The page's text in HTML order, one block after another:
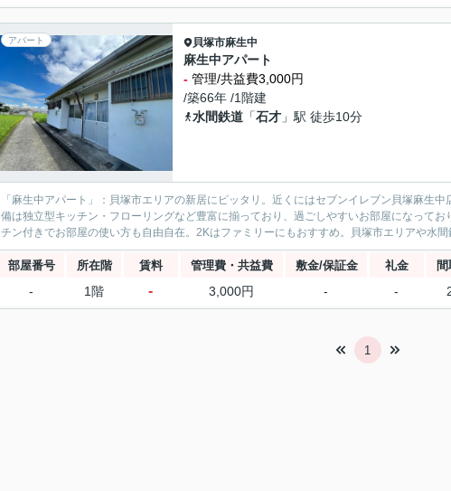
アパート 貝塚市麻生中
麻生中アパート
- 管理/共益費3,000円
/築66年 /1階建
水間鉄道 「石才 」駅 徒歩10分
「麻生中アパート」：貝塚市エリアの新居にピッタリ。近くにはセブンイレブン貝塚麻生
備は独立型キッチン・フローリングなど豊富に揃っており、過ごしやすいお部屋になって
チン付きでお部屋の使い方も自由自在。2Kはファミリーにもおすすめ。貝塚市エリアや水
部屋番号 所在階 賃料 管理費・共益費 敷金/保証金 礼金 間
- 1階 - 3,000円 - -
1